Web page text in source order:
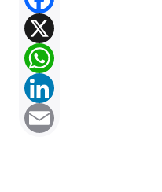
X
WhatsApp
LinkedIn
Email